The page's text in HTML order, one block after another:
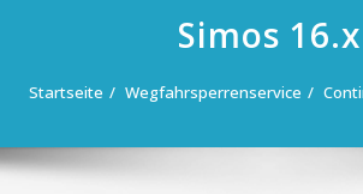
Simos 16.x
Startseite Wegfahrsperrenservice